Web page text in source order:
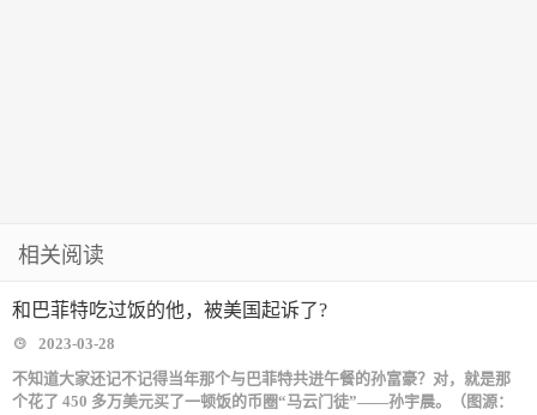
相关阅读
和巴菲特吃过饭的他，被美国起诉了?
2023-03-28
不知道大家还记不记得当年那个与巴菲特共进午餐的孙富豪？对，就是那
个花了 450 多万美元买了一顿饭的币圈“马云门徒”——孙宇晨。（图源：